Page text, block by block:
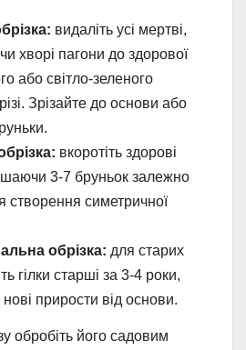
видаліть усі мертві,
хворі пагони до здорової
або світло-зеленого
Зрізайте до основи або
вкоротіть здорові
3-7 бруньок залежно
створення симетричної
обрізка: для старих
гілки старші за 3-4 роки,
прирости від основи.
обробіть його садовим